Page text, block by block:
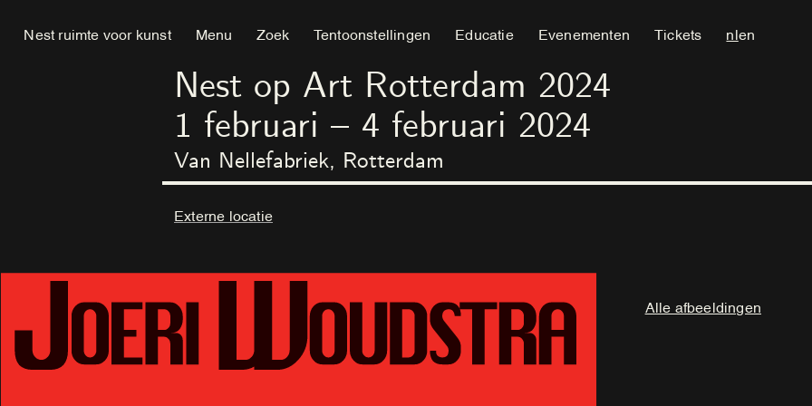
Nest ruimte voor kunst Menu Zoek Tentoonstellingen Educatie Evenementen Tickets nl en
Nest op Art Rotterdam 2024
1 februari – 4 februari 2024
Van Nellefabriek, Rotterdam
Externe locatie
Alle afbeeldingen